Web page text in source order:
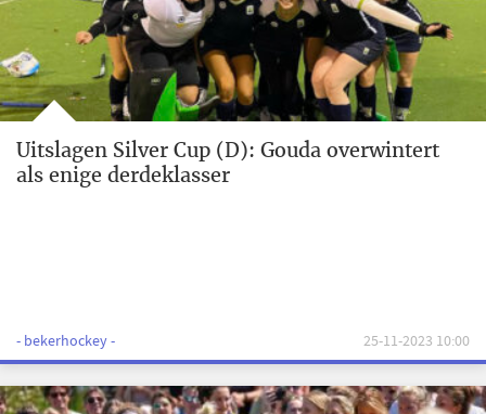
Uitslagen Silver Cup (D): Gouda overwintert
als enige derdeklasser
- bekerhockey - 25-11-2023 10:00